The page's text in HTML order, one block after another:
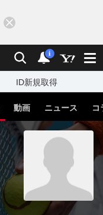
検索 通知
i
ID新規取得
動画 ニュース コ